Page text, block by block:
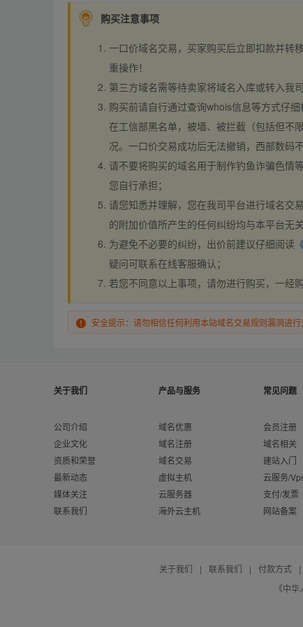
购买注意事项
一口价域名交易，买家购买后立即扣款并转
重操作！
第三方域名需等待卖家将域名入库或转入我
购买前请自行通过查询whois信息等方式仔
在工信部黑名单，被墙、被拦截（包括但不
况。一口价交易成功后无法撤销，西部数码
请不要将购买的域名用于制作钓鱼诈骗色情
您自行承担；
请您知悉并理解，您在我司平台进行域名交
的附加价值所产生的任何纠纷均与本平台无关
为避免不必要的纠纷，出价前建议仔细阅读
疑问可联系在线客服确认；
若您不同意以上事项，请勿进行购买，一经
安全提示：请勿相信任何利用本站域名交易规则漏洞进
关于我们
公司介绍
企业文化
资质和荣誉
最新动态
媒体关注
联系我们
产品与服务
域名优惠
域名注册
域名交易
虚拟主机
云服务器
海外云主机
常见问题
会员注册
域名相关
建站入门
云服务/
支付/发票
网站备案
关于我们 | 联系我们 | 付款方式 |
《中